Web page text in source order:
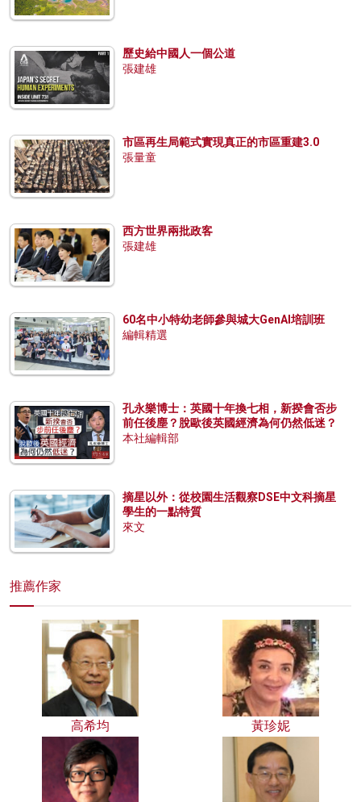
歷史給中國人一個公道
張建雄
市區再生局範式實現真正的市區重建3.0
張量童
西方世界兩批政客
張建雄
60名中小特幼老師參與城大GenAI培訓班
編輯精選
孔永樂博士：英國十年換七相，新揆會否步
前任後塵？脫歐後英國經濟為何仍然低迷？
本社編輯部
摘星以外：從校園生活觀察DSE中文科摘星
學生的一點特質
來文
推薦作家
高希均 黃珍妮